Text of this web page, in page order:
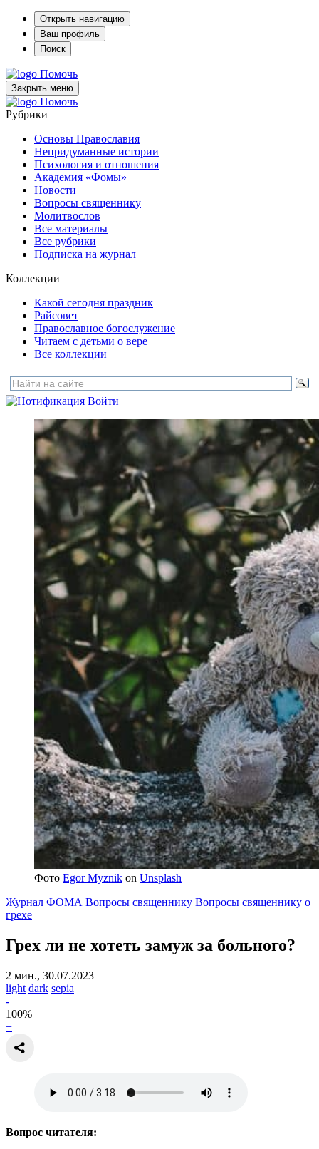
Открыть навигацию
Ваш профиль
Поиск
Помочь
Закрыть меню
Помочь
Рубрики
Основы Православия
Непридуманные истории
Психология и отношения
Академия «Фомы»
Новости
Вопросы священнику
Молитвослов
Все материалы
Все рубрики
Подписка на журнал
Коллекции
Какой сегодня праздник
Райсовет
Православное богослужение
Читаем с детьми о вере
Все коллекции
Войти
Фото Egor Myznik on Unsplash
Журнал ФОМА Вопросы священнику Вопросы священнику о
грехе
Грех ли не хотеть замуж за больного?
2 мин., 30.07.2023
light dark sepia
-
100%
+
Вопрос читателя: